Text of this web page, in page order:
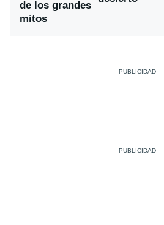
de los grandes
mitos